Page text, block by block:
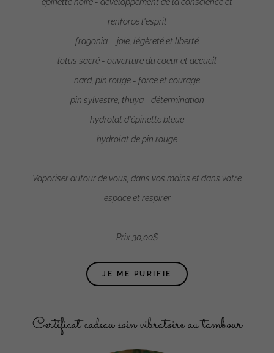
renforce l'esprit
fragonia - joie, légèreté et liberté
lotus sacré - ouverture du coeur et accueil
nard, pin rouge - force et courage
pin sylvestre, thuya - détermination
hydrolat d'épinette bleue
hydrolat de pin rouge
Vaporiser autour de vous, dans vos mains et dans votre
espace et respirer
Prix 30,00$
JE ME PURIFIE
Certificat cadeau soin vibratoire au tambour